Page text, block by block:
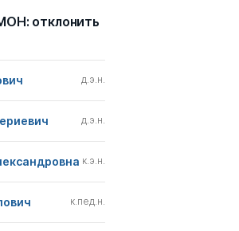
отклонить
д.э.н.
д.э.н.
к.э.н.
к.пед.н.